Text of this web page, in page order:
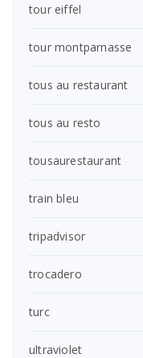
tour eiffel
tour montparnasse
tous au restaurant
tous au resto
tousaurestaurant
train bleu
tripadvisor
trocadero
turc
ultraviolet